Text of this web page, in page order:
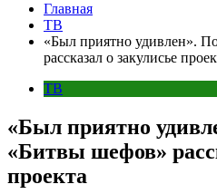
Главная
ТВ
«Был приятно удивлен».
рассказал о закулисье
ТВ
«Был приятно
«Битвы шефов»
проекта